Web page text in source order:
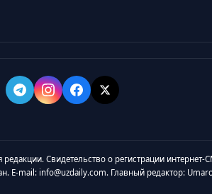
Свидетельство о регистрации
E-mail: info@uzdaily.com. Главный редактор: